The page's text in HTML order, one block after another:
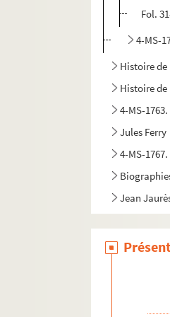
Fol.
4-MS-
Histoire de
Histoire de
4-MS-
Jules Ferry
4-MS-
Jean